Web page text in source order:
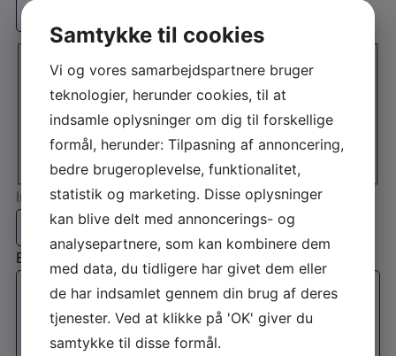
Adresse*
Adresselinje
By
Postnr.
Interesse
Besked *
Samtykke til cookies
Vi og vores samarbejdspartnere bruger
teknologier, herunder cookies, til at
indsamle oplysninger om dig til forskellige
formål, herunder: Tilpasning af annoncering,
bedre brugeroplevelse, funktionalitet,
statistik og marketing. Disse oplysninger
kan blive delt med annoncerings- og
analysepartnere, som kan kombinere dem
med data, du tidligere har givet dem eller
de har indsamlet gennem din brug af deres
tjenester. Ved at klikke på 'OK' giver du
samtykke til disse formål.